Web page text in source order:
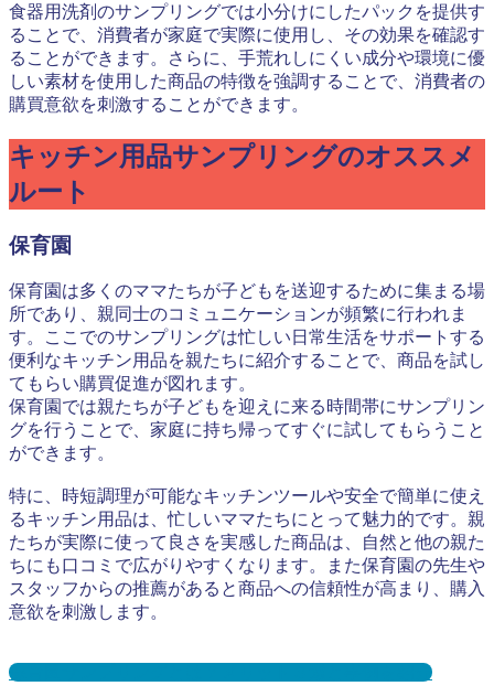
食器用洗剤のサンプリングでは小分けにしたパックを提供す
ることで、消費者が家庭で実際に使用し、その効果を確認す
ることができます。さらに、手荒れしにくい成分や環境に優
しい素材を使用した商品の特徴を強調することで、消費者の
購買意欲を刺激することができます。
キッチン用品サンプリングのオススメ
ルート
保育園
保育園は多くのママたちが子どもを送迎するために集まる場
所であり、親同士のコミュニケーションが頻繁に行われま
す。ここでのサンプリングは忙しい日常生活をサポートする
便利なキッチン用品を親たちに紹介することで、商品を試し
てもらい購買促進が図れます。
保育園では親たちが子どもを迎えに来る時間帯にサンプリン
グを行うことで、家庭に持ち帰ってすぐに試してもらうこと
ができます。
特に、時短調理が可能なキッチンツールや安全で簡単に使え
るキッチン用品は、忙しいママたちにとって魅力的です。親
たちが実際に使って良さを実感した商品は、自然と他の親た
ちにも口コミで広がりやすくなります。また保育園の先生や
スタッフからの推薦があると商品への信頼性が高まり、購入
意欲を刺激します。
保育園サンプリングとは？メリット３選と事例を紹介